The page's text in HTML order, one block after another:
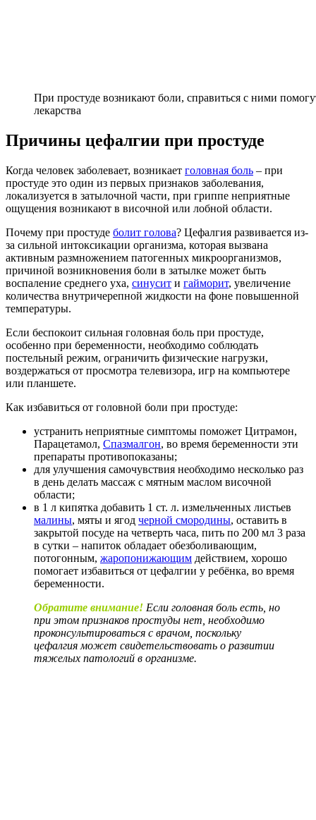
При простуде возникают боли, справиться с ними
лекарства
Причины цефалгии при простуде
Когда человек заболевает, возникает головная боль – при
простуде это один из первых признаков заболевания,
локализуется в затылочной части, при гриппе неприятные
ощущения возникают в височной или лобной области.
Почему при простуде болит голова? Цефалгия развивается из-
за сильной интоксикации организма, которая вызвана
активным размножением патогенных микроорганизмов,
причиной возникновения боли в затылке может быть
воспаление среднего уха, синусит и гайморит, увеличение
количества внутричерепной жидкости на фоне повышенной
температуры.
Если беспокоит сильная головная боль при простуде,
особенно при беременности, необходимо соблюдать
постельный режим, ограничить физические нагрузки,
воздержаться от просмотра телевизора, игр на компьютере
или планшете.
Как избавиться от головной боли при простуде:
устранить неприятные симптомы поможет Цитрамон,
Парацетамол, Спазмалгон, во время беременности эти
препараты противопоказаны;
для улучшения самочувствия необходимо несколько раз
в день делать массаж с мятным маслом височной
области;
в 1 л кипятка добавить 1 ст. л. измельченных листьев
малины, мяты и ягод черной смородины, оставить в
закрытой посуде на четверть часа, пить по 200 мл 3 раза
в сутки – напиток обладает обезболивающим,
потогонным, жаропонижающим действием, хорошо
помогает избавиться от цефалгии у ребёнка, во время
беременности.
Обратите внимание! Если головная боль есть, но
при этом признаков простуды нет, необходимо
проконсультироваться с врачом, поскольку
цефалгия может свидетельствовать о развитии
тяжелых патологий в организме.